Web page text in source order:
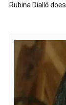
Rubina Dialló